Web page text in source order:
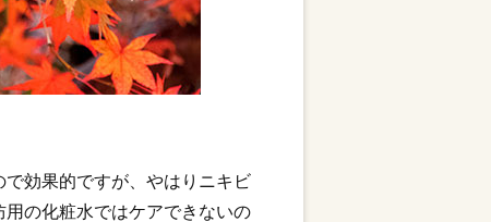
効果的ですが、やはりニキビ
の化粧水ではケアできないの